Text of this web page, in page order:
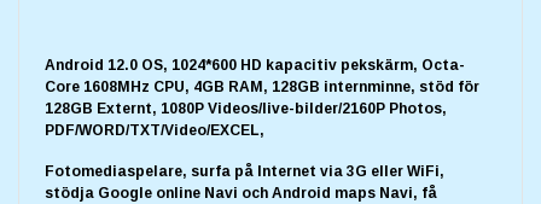
Android 12.0 OS, 1024*600 HD kapacitiv pekskärm, Octa-
Core 1608MHz CPU, 4GB RAM, 128GB internminne, stöd för
128GB Externt, 1080P Videos/live-bilder/2160P Photos,
PDF/WORD/TXT/Video/EXCEL,
Fotomediaspelare, surfa på Internet via 3G eller WiFi,
stödja Google online Navi och Android maps Navi, få